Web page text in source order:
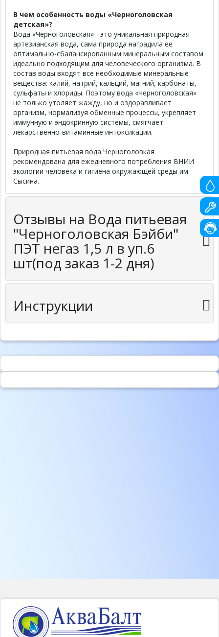
В чем особенность воды «Черноголовская
детская»?
Вода «Черноголовская» - это уникальная природная
артезианская вода, сама природа наградила ее
оптимально-сбалансированным минеральным составом
идеально подходящим для человеческого организма. В
состав воды входят все необходимые минеральные
вещества: калий, натрий, кальций, магний, карбонаты,
сульфаты и хлориды. Поэтому вода «Черноголовская»
не только утоляет жажду, но и оздоравливает
организм, нормализуя обменные процессы, укрепляет
иммунную и эндокринную системы, смягчает
лекарственно-витаминные интоксикации.
Природная питьевая вода Черноголовкая
рекомендована для ежедневного потребления ВНИИ
экологии человека и гигиена окружающей среды им.
Сысина.
Отзывы на Вода питьевая
"Черноголовская Бэйби"
ПЭТ негаз 1,5 л в уп.6
шт(под заказ 1-2 дня)
Инструкции